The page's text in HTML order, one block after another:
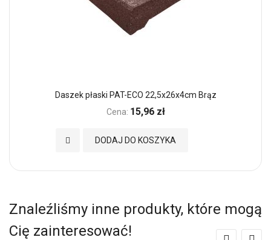
Daszek płaski PAT-ECO 22,5x26x4cm Brąz
Cena: 15,96 zł
DODAJ DO KOSZYKA
Dodaj do Ulubionych
Znaleźliśmy inne produkty, które mogą
Cię zainteresować!